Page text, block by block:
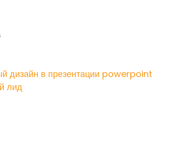
дизайн в презентации powerpoint
лид